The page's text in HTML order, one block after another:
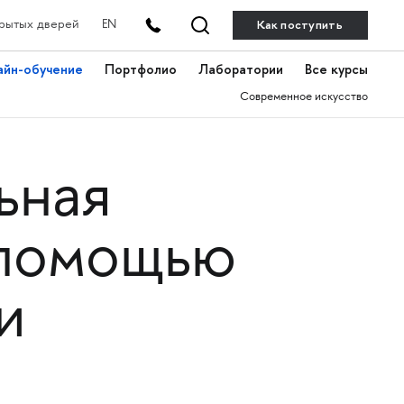
дверей EN Как поступить
обучение Портфолио Лаборатории Все курсы
Современное искусство